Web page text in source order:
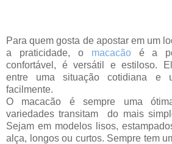
Para quem gosta de apostar em um
a praticidade, o macacãoé a
confortável, é versátil e estiloso.
entre uma situação cotidiana e
facilmente.
O macacão é sempre uma
variedades transitam do mais
Sejam em modelos lisos,
alça, longos ou curtos. Sempre tem